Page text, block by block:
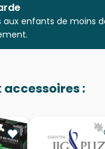
Puzzles -
enfants de moins
accessoires :